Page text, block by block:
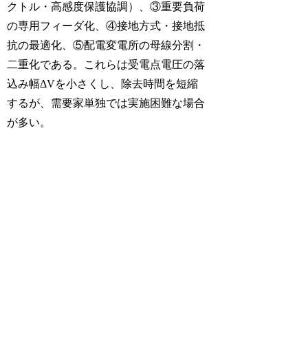
クトル・高感度保護協調）、③重要負荷
の専用フィーダ化、④接地方式・接地抵
抗の最適化、⑤配電変電所の母線分割・
二重化である。これらは受電点電圧の落
込み幅ΔVを小さくし、除去時間を短縮
するが、需要家単独では実施困難な場合
が多い。